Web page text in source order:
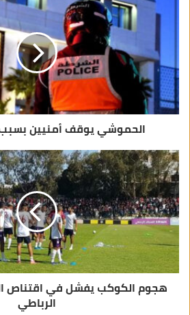
و
ن
ي
الحموشي يوقف أمنيين
هجوم الكوكب يفشل في اقتناص
الرباطي